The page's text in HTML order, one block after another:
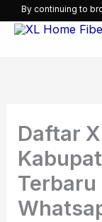
Skip
Daftar
Terbaru
By continuing to